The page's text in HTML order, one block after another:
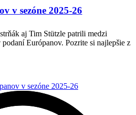
v sezóne 2025-26
aj Tim Stützle patrili medzi
Európanov. Pozrite si najlepšie z